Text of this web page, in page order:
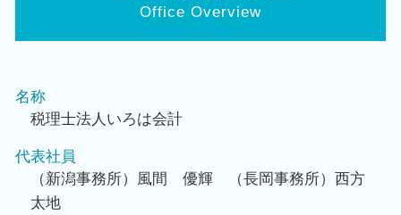
Office Overview
名称
税理士法人いろは会計
代表社員
（新潟事務所）風間 優輝 （長岡事務所）西方
太地